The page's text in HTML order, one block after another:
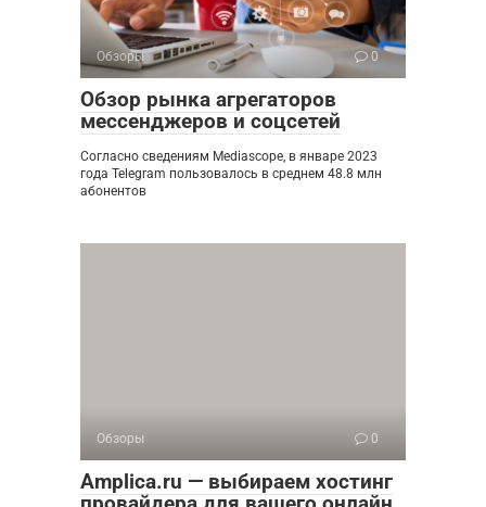
Обзоры 0
Обзор рынка агрегаторов
мессенджеров и соцсетей
Согласно сведениям Mediascope, в январе 2023
года Telegram пользовалось в среднем 48.8 млн
абонентов
Обзоры 0
Amplica.ru — выбираем хостинг